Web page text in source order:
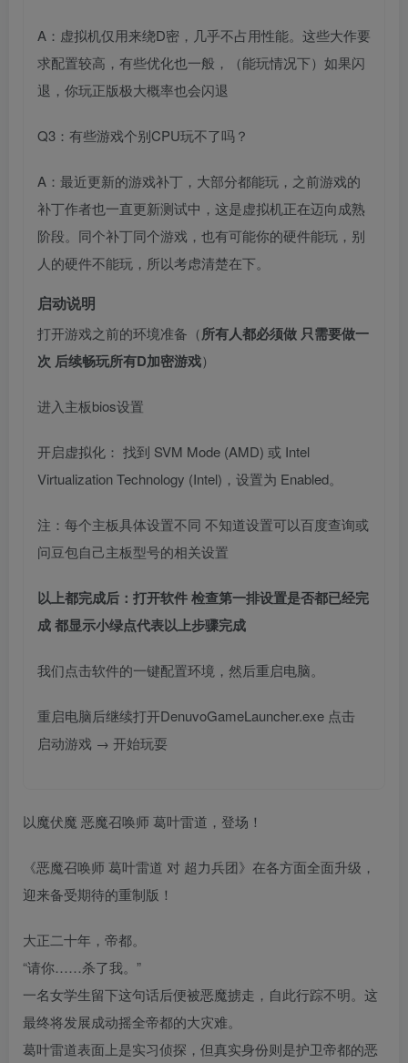
A：虚拟机仅用来绕D密，几乎不占用性能。这些大作要
求配置较高，有些优化也一般，（能玩情况下）如果闪
退，你玩正版极大概率也会闪退
Q3：有些游戏个别CPU玩不了吗？
A：最近更新的游戏补丁，大部分都能玩，之前游戏的
补丁作者也一直更新测试中，这是虚拟机正在迈向成熟
阶段。同个补丁同个游戏，也有可能你的硬件能玩，别
人的硬件不能玩，所以考虑清楚在下。
启动说明
打开游戏之前的环境准备（所有人都必须做 只需要做一
次 后续畅玩所有D加密游戏）
进入主板bios设置
开启虚拟化： 找到 SVM Mode (AMD) 或 Intel
Virtualization Technology (Intel)，设置为 Enabled。
注：每个主板具体设置不同 不知道设置可以百度查询或
问豆包自己主板型号的相关设置
以上都完成后：打开软件 检查第一排设置是否都已经完
成 都显示小绿点代表以上步骤完成
我们点击软件的一键配置环境，然后重启电脑。
重启电脑后继续打开DenuvoGameLauncher.exe 点击
启动游戏 → 开始玩耍
以魔伏魔 恶魔召唤师 葛叶雷道，登场！
《恶魔召唤师 葛叶雷道 对 超力兵团》在各方面全面升级，
迎来备受期待的重制版！
大正二十年，帝都。
“请你……杀了我。”
一名女学生留下这句话后便被恶魔掳走，自此行踪不明。这
最终将发展成动摇全帝都的大灾难。
葛叶雷道表面上是实习侦探，但真实身份则是护卫帝都的恶